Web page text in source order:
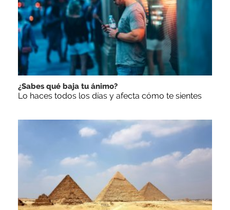
¿Sabes qué baja tu ánimo?
Lo haces todos los días y afecta cómo te sientes